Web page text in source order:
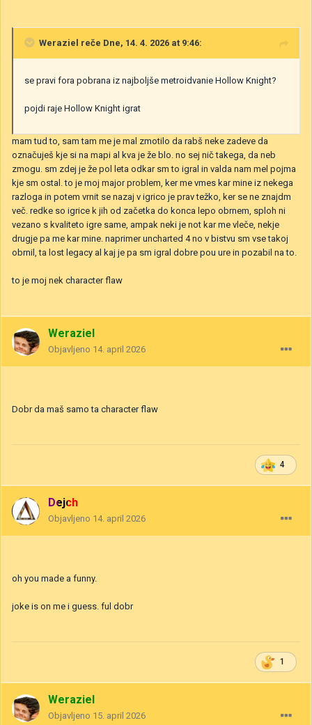
Weraziel reče Dne, 14. 4. 2026 at 9:46:
se pravi fora pobrana iz najboljše metroidvanie Hollow Knight?
pojdi raje Hollow Knight igrat
mam tud to, sam tam me je mal zmotilo da rabš neke zadeve da
označuješ kje si na mapi al kva je že blo. no sej nič takega, da neb
zmogu. sm zdej je že pol leta odkar sm to igral in valda nam mel pojma
kje sm ostal. to je moj major problem, ker me vmes kar mine iz nekega
razloga in potem vrnit se nazaj v igrico je prav težko, ker se ne znajdm
več. redke so igrice k jih od začetka do konca lepo obrnem, sploh ni
vezano s kvaliteto igre same, ampak neki je not kar me vleče, nekje
drugje pa me kar mine. naprimer uncharted 4 no v bistvu sm vse takoj
obrnil, ta lost legacy al kaj je pa sm igral dobre pou ure in pozabil na to.
to je moj nek character flaw
Weraziel
Objavljeno 14. april 2026
Dobr da maš samo ta character flaw
4
Dejch
Objavljeno 14. april 2026
oh you made a funny.
joke is on me i guess. ful dobr
1
Weraziel
Objavljeno 15. april 2026